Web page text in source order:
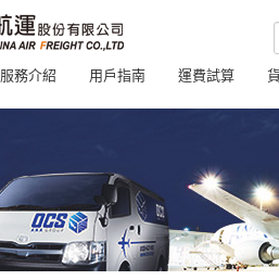
服務介紹 用戶指南 運費試算